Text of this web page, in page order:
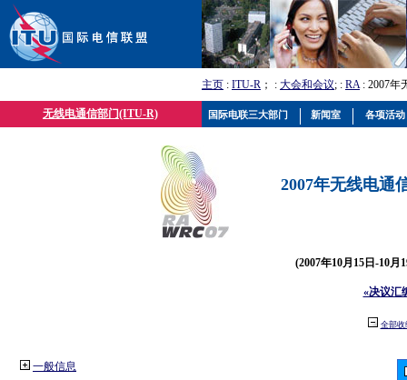
主页 : ITU-R ； : 大会和会议; : RA: 2007年
无线电通信部门(ITU-R)
2007年无线电通
(2007年10月15日-10月
«决议汇
全部收
一般信息
国际电联三大部门 新闻室 各项活动